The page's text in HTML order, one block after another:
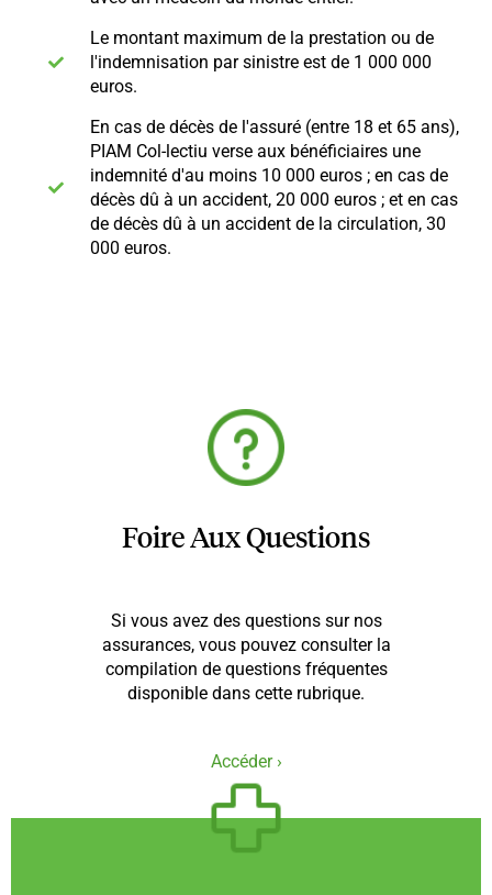
Le montant maximum de la prestation ou de
l'indemnisation par sinistre est de 1 000 000
euros.
En cas de décès de l'assuré (entre 18 et 65 ans),
PIAM Col-lectiu verse aux bénéficiaires une
indemnité d'au moins 10 000 euros ; en cas de
décès dû à un accident, 20 000 euros ; et en cas
de décès dû à un accident de la circulation, 30
000 euros.
Foire Aux Questions
Si vous avez des questions sur nos
assurances, vous pouvez consulter la
compilation de questions fréquentes
disponible dans cette rubrique.
Accéder ›